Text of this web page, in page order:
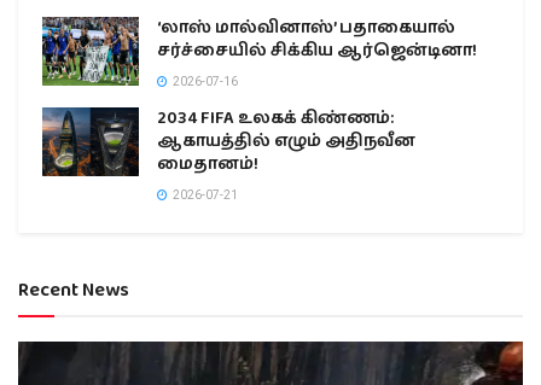
‘லாஸ் மால்வினாஸ்’ பதாகையால்
சர்ச்சையில் சிக்கிய ஆர்ஜென்டினா!
2026-07-16
2034 FIFA உலகக் கிண்ணம்:
ஆகாயத்தில் எழும் அதிநவீன
மைதானம்!
2026-07-21
Recent News